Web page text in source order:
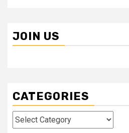
JOIN US
CATEGORIES
Categories